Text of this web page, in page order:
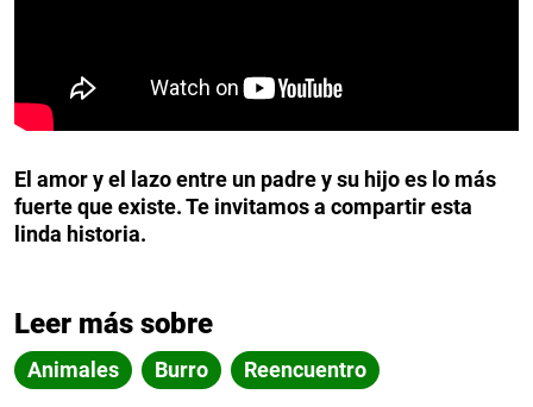
El amor y el lazo entre un padre y su hijo es lo más
fuerte que existe. Te invitamos a compartir esta
linda historia.
Leer más sobre
Animales Burro Reencuentro